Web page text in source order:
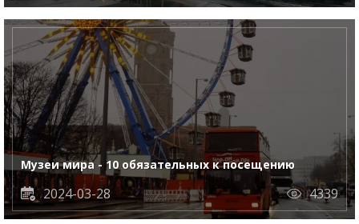
Музеи мира - 10 обязательных к посещению
2024-03-28 4339